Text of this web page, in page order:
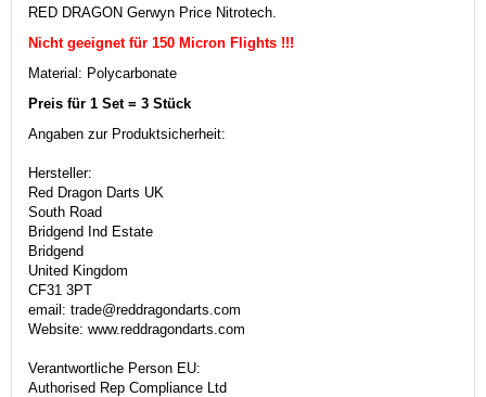
RED DRAGON Gerwyn Price Nitrotech.
Nicht geeignet für 150 Micron Flights !!!
Material: Polycarbonate
Preis für 1 Set = 3 Stück
Angaben zur Produktsicherheit:
Hersteller:
Red Dragon Darts UK
South Road
Bridgend Ind Estate
Bridgend
United Kingdom
CF31 3PT
email: trade@reddragondarts.com
Website: www.reddragondarts.com
Verantwortliche Person EU:
Authorised Rep Compliance Ltd